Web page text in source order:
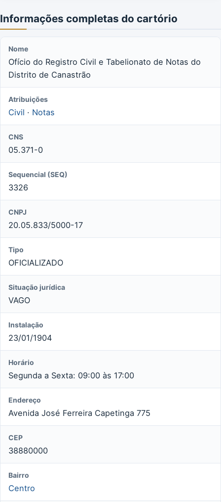
Informações completas do cartório
Nome
Ofício do Registro Civil e Tabelionato de Notas do
Distrito de Canastrão
Atribuições
Civil · Notas
CNS
05.371-0
Sequencial (SEQ)
3326
CNPJ
20.05.833/5000-17
Tipo
OFICIALIZADO
Situação jurídica
VAGO
Instalação
23/01/1904
Horário
Segunda a Sexta: 09:00 às 17:00
Endereço
Avenida José Ferreira Capetinga 775
CEP
38880000
Bairro
Centro